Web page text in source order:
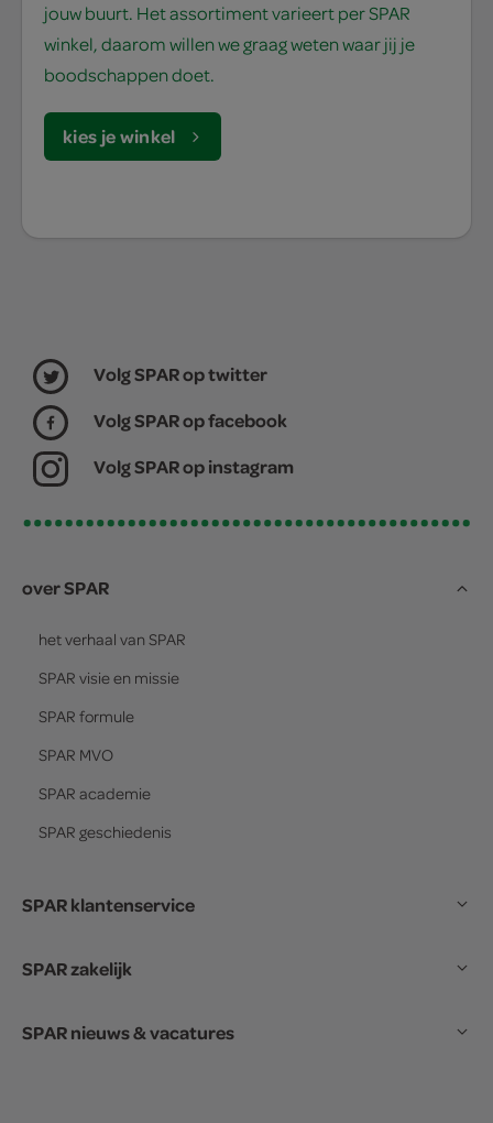
jouw buurt. Het assortiment varieert per SPAR
winkel, daarom willen we graag weten waar jij je
boodschappen doet.
kies je winkel
Volg SPAR op twitter
Volg SPAR op facebook
Volg SPAR op instagram
over SPAR
het verhaal van SPAR
SPAR visie en missie
SPAR formule
SPAR MVO
SPAR academie
SPAR geschiedenis
SPAR klantenservice
SPAR zakelijk
SPAR nieuws & vacatures